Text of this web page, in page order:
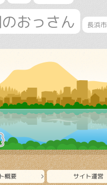
おっさん 長浜市
概要 サイト運営